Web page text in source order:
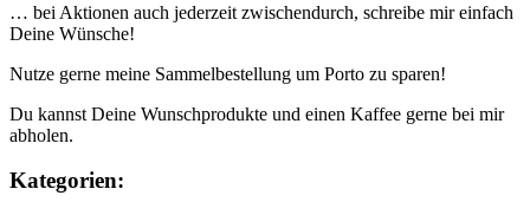
… bei Aktionen auch jederzeit zwischendurch, schreibe mir einfach
Deine Wünsche!
Nutze gerne meine Sammelbestellung um Porto zu sparen!
Du kannst Deine Wunschprodukte und einen Kaffee gerne bei mir
abholen.
Kategorien: